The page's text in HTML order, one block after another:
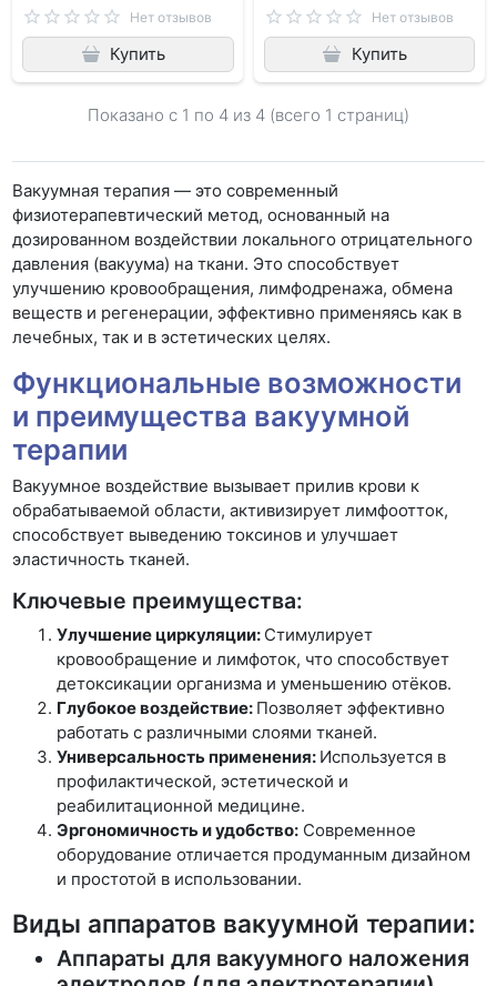
Нет отзывов
Купить
Нет отзывов
Купить
Показано с 1 по 4 из 4 (всего 1 страниц)
Вакуумная терапия — это современный
физиотерапевтический метод, основанный на
дозированном воздействии локального отрицательного
давления (вакуума) на ткани. Это способствует
улучшению кровообращения, лимфодренажа, обмена
веществ и регенерации, эффективно применяясь как в
лечебных, так и в эстетических целях.
Функциональные возможности
и преимущества вакуумной
терапии
Вакуумное воздействие вызывает прилив крови к
обрабатываемой области, активизирует лимфоотток,
способствует выведению токсинов и улучшает
эластичность тканей.
Ключевые преимущества:
Улучшение циркуляции: Стимулирует
кровообращение и лимфоток, что способствует
детоксикации организма и уменьшению отёков.
Глубокое воздействие: Позволяет эффективно
работать с различными слоями тканей.
Универсальность применения: Используется в
профилактической, эстетической и
реабилитационной медицине.
Эргономичность и удобство: Современное
оборудование отличается продуманным дизайном
и простотой в использовании.
Виды аппаратов вакуумной терапии:
Аппараты для вакуумного наложения